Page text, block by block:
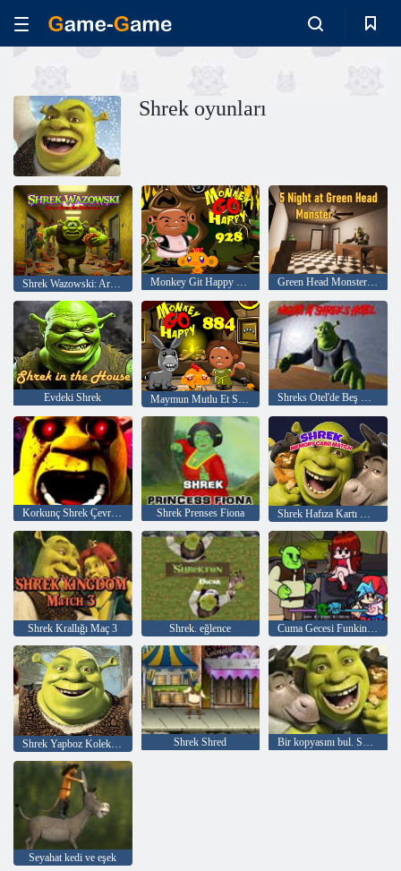
Shrek oyunları
Shrek Wazowski: Arka odalardan kaçış Monkey Git Happy 928 Green Head Monster'da 5 Gece
Evdeki Shrek Shreks Otel'de Beş Gece
Korkunç Shrek Çevrimiçi Shrek Prenses Fiona Shrek Hafıza Kartı Maçı
Shrek Krallığı Maç 3 Shrek. eğlence Cuma Gecesi Funkin vs Shrek
Shrek Shred Bir kopyasını bul. Shrek
Seyahat kedi ve eşek